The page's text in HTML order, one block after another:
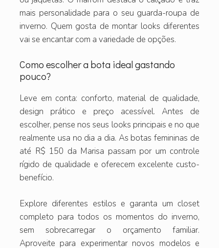
mais personalidade para o seu guarda-roupa de
inverno. Quem gosta de montar looks diferentes
vai se encantar com a variedade de opções.
Como escolher a bota ideal gastando
pouco?
Leve em conta: conforto, material de qualidade,
design prático e preço acessível. Antes de
escolher, pense nos seus looks principais e no que
realmente usa no dia a dia. As botas femininas de
até R$ 150 da Marisa passam por um controle
rígido de qualidade e oferecem excelente custo-
benefício.
Explore diferentes estilos e garanta um closet
completo para todos os momentos do inverno,
sem sobrecarregar o orçamento familiar.
Aproveite para experimentar novos modelos e